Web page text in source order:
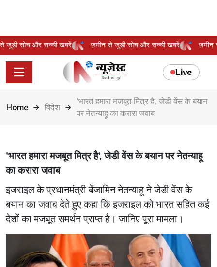
से जुड़ी सोच और सच्ची खबरें ज़मीन से जुड़ी सोच और सच्ची खबरें
Live
Home विदेश
'भारत हमारा मजबूत मित्र है', जेडी वेंस के बयान
पर नेतन्याहू का करारा जवाब
'भारत हमारा मजबूत मित्र है', जेडी वेंस के बयान पर नेतन्याहू
का करारा जवाब
इजराइल के प्रधानमंत्री बेंजामिन नेतन्याहू ने जेडी वेंस के
बयान का जवाब देते हुए कहा कि इजराइल को भारत सहित कई
देशों का मजबूत समर्थन प्राप्त है। जानिए पूरा मामला।